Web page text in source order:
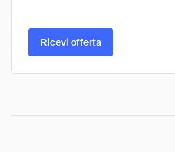
Ricevi offerta